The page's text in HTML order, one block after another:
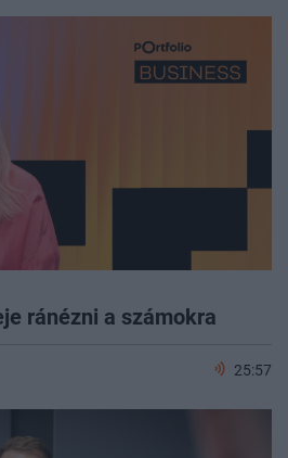
ránézni a számokra
25:57